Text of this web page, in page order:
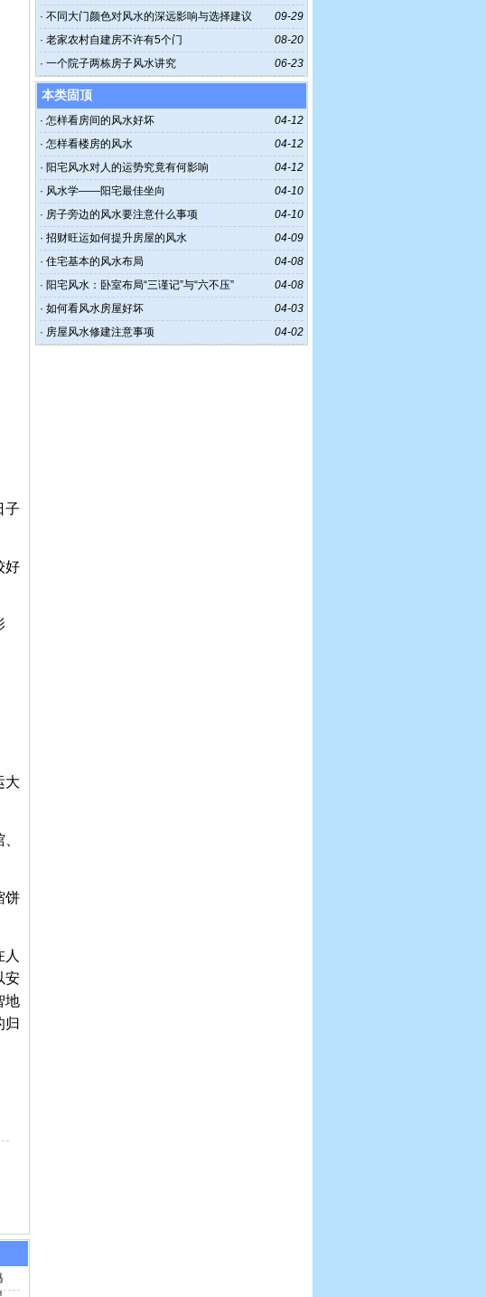
子
好
大
饼
安
地
归
09-29
· 不同大门颜色对风水的深远影响与选择建议
08-20
· 老家农村自建房不许有5个门
06-23
· 一个院子两栋房子风水讲究
本类固顶
04-12
· 怎样看房间的风水好坏
04-12
· 怎样看楼房的风水
04-12
· 阳宅风水对人的运势究竟有何影响
04-10
· 风水学——阳宅最佳坐向
04-10
· 房子旁边的风水要注意什么事项
04-09
· 招财旺运如何提升房屋的风水
04-08
· 住宅基本的风水布局
04-08
· 阳宅风水：卧室布局“三谨记”与“六不压”
04-03
· 如何看风水房屋好坏
04-02
· 房屋风水修建注意事项